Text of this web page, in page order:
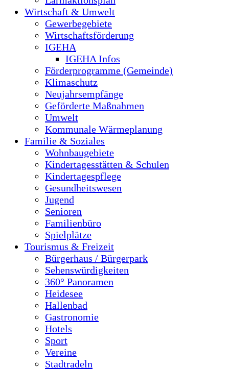
Wirtschaft & Umwelt
Gewerbegebiete
Wirtschaftsförderung
IGEHA
IGEHA Infos
Förderprogramme (Gemeinde)
Klimaschutz
Neujahrsempfänge
Geförderte Maßnahmen
Umwelt
Kommunale Wärmeplanung
Familie & Soziales
Wohnbaugebiete
Kindertagesstätten & Schulen
Kindertagespflege
Gesundheitswesen
Jugend
Senioren
Familienbüro
Spielplätze
Tourismus & Freizeit
Bürgerhaus / Bürgerpark
Sehenswürdigkeiten
360° Panoramen
Heidesee
Hallenbad
Gastronomie
Hotels
Sport
Vereine
Stadtradeln